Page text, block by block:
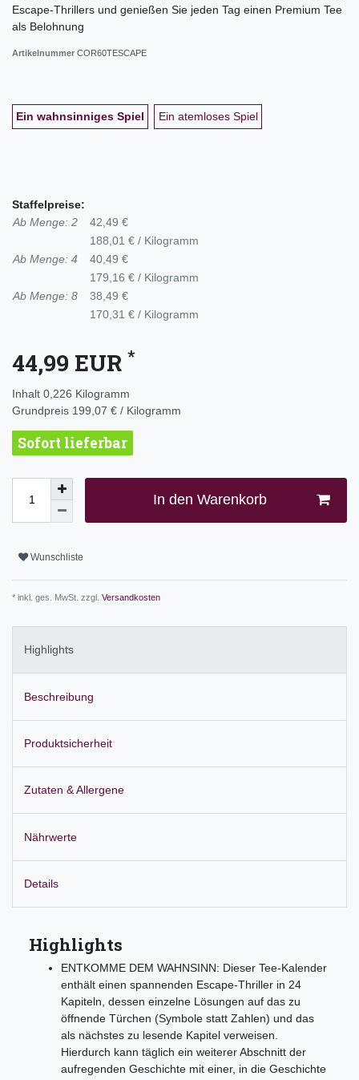
Escape-Thrillers und genießen Sie jeden Tag einen Premium Tee
als Belohnung
Artikelnummer COR60TESCAPE
Ein wahnsinniges Spiel Ein atemloses Spiel
Staffelpreise:
Ab Menge: 2
42,49 €
188,01 € / Kilogramm
Ab Menge: 4
40,49 €
179,16 € / Kilogramm
Ab Menge: 8
38,49 €
170,31 € / Kilogramm
44,99 EUR *
Inhalt 0,226 Kilogramm
Grundpreis 199,07 € / Kilogramm
Sofort lieferbar
In den Warenkorb
Wunschliste
* inkl. ges. MwSt. zzgl. Versandkosten
Highlights
Beschreibung
Produktsicherheit
Zutaten & Allergene
Nährwerte
Details
Highlights
ENTKOMME DEM WAHNSINN: Dieser Tee-Kalender
enthält einen spannenden Escape-Thriller in 24
Kapiteln, dessen einzelne Lösungen auf das zu
öffnende Türchen (Symbole statt Zahlen) und das
als nächstes zu lesende Kapitel verweisen.
Hierdurch kann täglich ein weiterer Abschnitt der
aufregenden Geschichte mit einer, in die Geschichte